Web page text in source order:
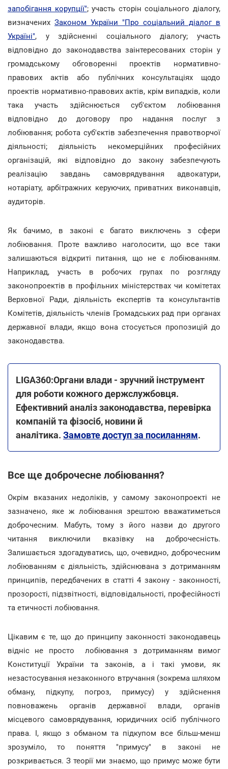
запобігання корупції"; участь сторін соціального діалогу,
визначених Законом України "Про соціальний діалог в
Україні", у здійсненні соціального діалогу; участь
відповідно до законодавства заінтересованих сторін у
громадському обговоренні проектів нормативно-
правових актів або публічних консультаціях щодо
проектів нормативно-правових актів, крім випадків, коли
така участь здійснюється суб'єктом лобіювання
відповідно до договору про надання послуг з
лобіювання; робота суб'єктів забезпечення правотворчої
діяльності; діяльність некомерційних професійних
організацій, які відповідно до закону забезпечують
реалізацію завдань самоврядування адвокатури,
нотаріату, арбітражних керуючих, приватних виконавців,
аудиторів.
Як бачимо, в законі є багато виключень з сфери
лобіювання. Проте важливо наголосити, що все таки
залишаються відкриті питання, що не є лобіюванням.
Наприклад, участь в робочих групах по розгляду
законопроектів в профільних міністерствах чи комітетах
Верховної Ради, діяльність експертів та консультантів
Комітетів, діяльність членів Громадських рад при органах
державної влади, якщо вона стосується пропозицій до
законодавства.
LIGA360:Органи влади - зручний інструмент
для роботи кожного держслужбовця.
Ефективний аналіз законодавства, перевірка
компаній та фізосіб, новини й
аналітика. Замовте доступ за посиланням.
Все ще доброчесне лобіювання?
Окрім вказаних недоліків, у самому законопроекті не
зазначено, яке ж лобіювання зрештою вважатиметься
доброчесним. Мабуть, тому з його назви до другого
читання виключили вказівку на доброчесність.
Залишається здогадуватись, що, очевидно, доброчесним
лобіюванням є діяльність, здійснювана з дотриманням
принципів, передбачених в статті 4 закону - законності,
прозорості, підзвітності, відповідальності, професійності
та етичності лобіювання.
Цікавим є те, що до принципу законності законодавець
відніс не просто лобіювання з дотриманням вимог
Конституції України та законів, а і такі умови, як
незастосування незаконного втручання (зокрема шляхом
обману, підкупу, погроз, примусу) у здійснення
повноважень органів державної влади, органів
місцевого самоврядування, юридичних осіб публічного
права. І, якщо з обманом та підкупом все більш-менш
зрозуміло, то поняття "примусу" в законі не
розкривається. З теорії ми знаємо, що примус може бути